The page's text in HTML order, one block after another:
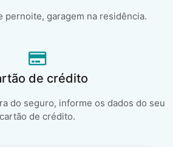
pernoite, garagem na residência.
de crédito
do seguro, informe os dados do seu
cartão de crédito.